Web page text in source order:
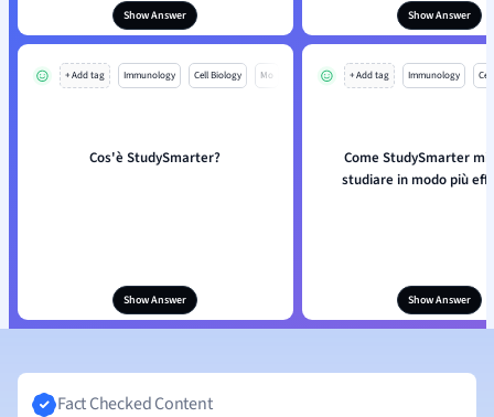
Show Answer Show Answer
+ Add tag Immunology Cell Biology Mo
Cos'è StudySmarter?
Show Answer
+ Add tag Immunology
Come StudySmarter mi
studiare in modo più
Show Answer
Fact Checked Content